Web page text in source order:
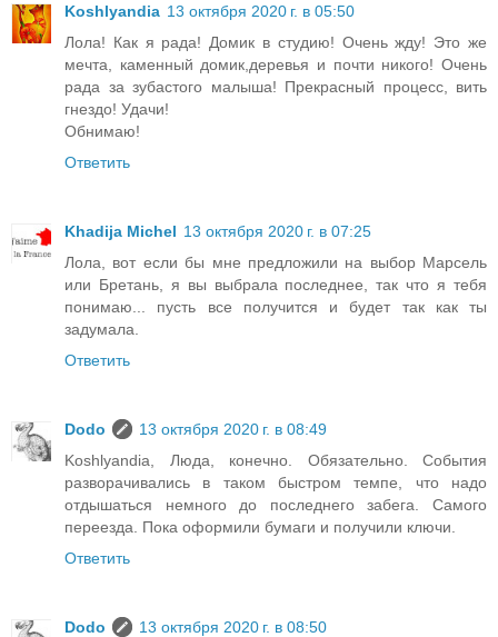
Koshlyandia 13 октября 2020 г. в 05:50
Лола! Как я рада! Домик в студию! Очень жду! Это же
мечта, каменный домик,деревья и почти никого! Очень
рада за зубастого малыша! Прекрасный процесс, вить
гнездо! Удачи!
Обнимаю!
Ответить
Khadija Michel 13 октября 2020 г. в 07:25
Лола, вот если бы мне предложили на выбор Марсель
или Бретань, я вы выбрала последнее, так что я тебя
понимаю... пусть все получится и будет так как ты
задумала.
Ответить
Dodo
13 октября 2020 г. в 08:49
Koshlyandia, Люда, конечно. Обязательно. События
разворачивались в таком быстром темпе, что надо
отдышаться немного до последнего забега. Самого
переезда. Пока оформили бумаги и получили ключи.
Ответить
Dodo 13 октября 2020 г. в 08:50